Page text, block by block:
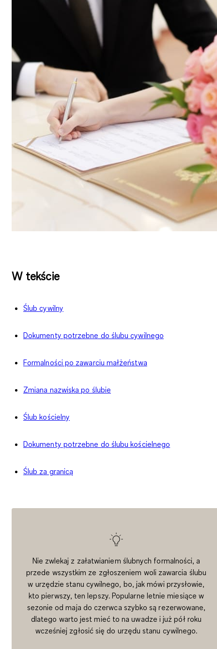
W tekście
Ślub cywilny
Dokumenty potrzebne do ślubu cywilnego
Formalności po zawarciu małżeństwa
Zmiana nazwiska po ślubie
Ślub kościelny
Dokumenty potrzebne do ślubu kościelnego
Ślub za granicą
Nie zwlekaj z załatwianiem ślubnych formalności, a
przede wszystkim ze zgłoszeniem woli zawarcia ślubu
w urzędzie stanu cywilnego, bo, jak mówi przysłowie,
kto pierwszy, ten lepszy. Popularne letnie miesiące w
sezonie od maja do czerwca szybko są rezerwowane,
dlatego warto jest mieć to na uwadze i już pół roku
wcześniej zgłosić się do urzędu stanu cywilnego.